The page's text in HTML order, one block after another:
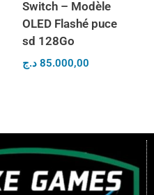
Switch – Modèle
OLED Flashé puce
sd 128Go
85.000,00 د.ج